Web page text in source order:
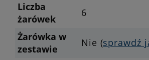
Liczba
żarówek
6
Żarówka w
zestawie
Nie (sprawdź